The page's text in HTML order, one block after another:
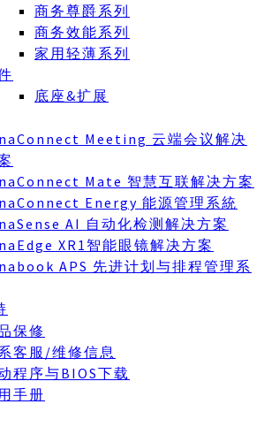
商务尊爵系列
商务效能系列
家用轻薄系列
底座&扩展
Meeting 云端会议解决
Mate 智慧互联解决方案
Energy 能源管理系統
AI 自动化检测解决方案
XR1智能眼镜解决方案
APS 先进计划与排程管理系
保修
客服/维修信息
程序与BIOS下载
手册